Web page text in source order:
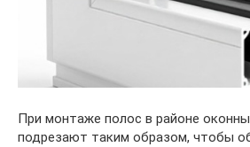
При монтаже полос в районе
подрезают таким образом, чтобы